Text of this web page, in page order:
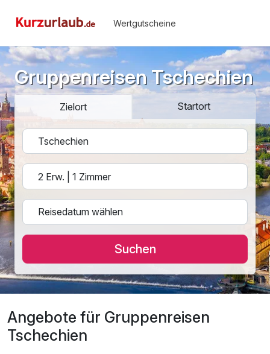
Wertgutscheine
Gruppenreisen Tschechien
Zielort Startort
Suchen
Angebote für Gruppenreisen
Tschechien